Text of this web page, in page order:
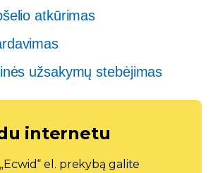
atkūrimas
užsakymų stebėjimas
internetu
el. prekybą galite